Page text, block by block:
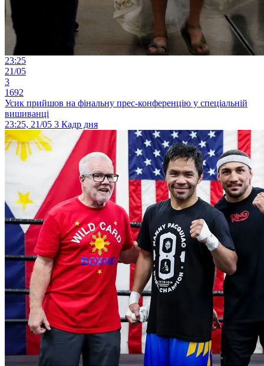
23:25
21/05
3
1692
Усик прийшов на фінальну прес-конференцію у спеціальній
вишиванці
23:25, 21/05 3 Кадр дня